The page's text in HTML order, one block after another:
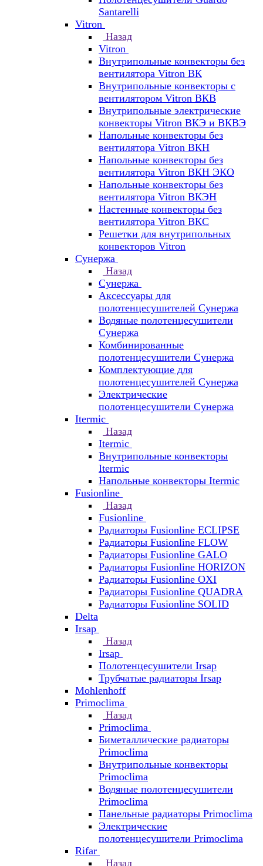
Santarelli
Vitron
Назад
Vitron
Внутрипольные конвекторы без
вентилятора Vitron ВК
Внутрипольные конвекторы с
вентилятором Vitron ВКВ
Внутрипольные электрические
конвекторы Vitron ВКЭ и ВКВЭ
Напольные конвекторы без
вентилятора Vitron ВКН
Напольные конвекторы без
вентилятора Vitron ВКН ЭКО
Напольные конвекторы без
вентилятора Vitron ВКЭН
Настенные конвекторы без
вентилятора Vitron ВКС
Решетки для внутрипольных
конвекторов Vitron
Сунержа
Назад
Сунержа
Аксессуары для
полотенцесушителей Сунержа
Водяные полотенцесушители
Сунержа
Комбинированные
полотенцесушители Сунержа
Комплектующие для
полотенцесушителей Сунержа
Электрические
полотенцесушители Сунержа
Itermic
Назад
Itermic
Внутрипольные конвекторы
Itermic
Напольные конвекторы Itermic
Fusionline
Назад
Fusionline
Радиаторы Fusionline ECLIPSE
Радиаторы Fusionline FLOW
Радиаторы Fusionline GALO
Радиаторы Fusionline HORIZON
Радиаторы Fusionline OXI
Радиаторы Fusionline QUADRA
Радиаторы Fusionline SOLID
Delta
Irsap
Назад
Irsap
Полотенцесушители Irsap
Трубчатые радиаторы Irsap
Mohlenhoff
Primoclima
Назад
Primoclima
Биметаллические радиаторы
Primoclima
Внутрипольные конвекторы
Primoclima
Водяные полотенцесушители
Primoclima
Панельные радиаторы Primoclima
Электрические
полотенцесушители Primoclima
Rifar
Назад